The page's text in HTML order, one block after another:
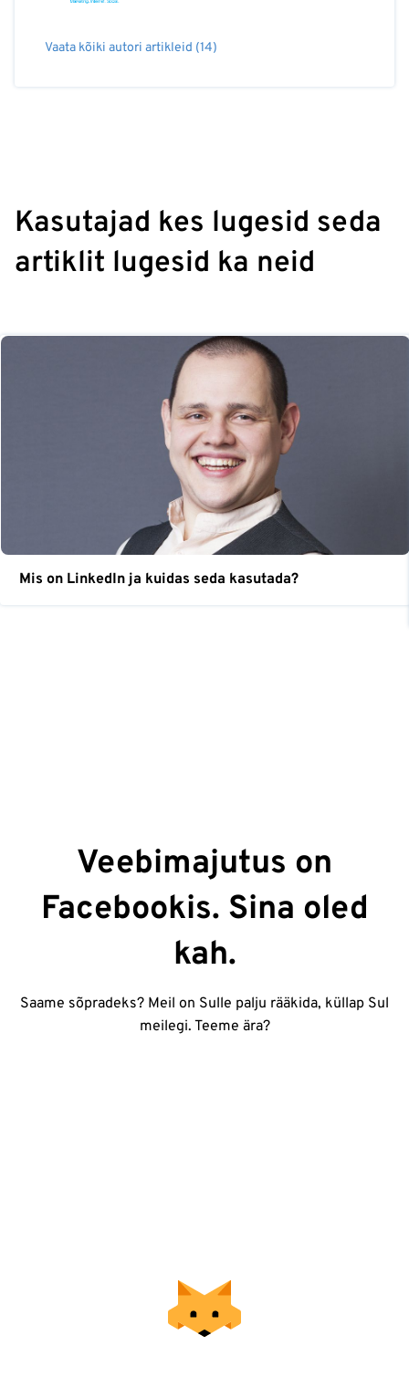
Vaata kõiki autori artikleid (14)
Kasutajad kes lugesid seda
artiklit lugesid ka neid
Mis on LinkedIn ja kuidas seda kasutada?
Veebimajutus on
Facebookis. Sina oled
kah.
Saame sõpradeks? Meil on Sulle palju rääkida, küllap Sul
meilegi. Teeme ära?